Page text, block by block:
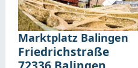
Marktplatz Balingen
Friedrichstraße